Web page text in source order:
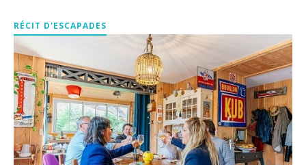
RÉCIT D'ESCAPADES